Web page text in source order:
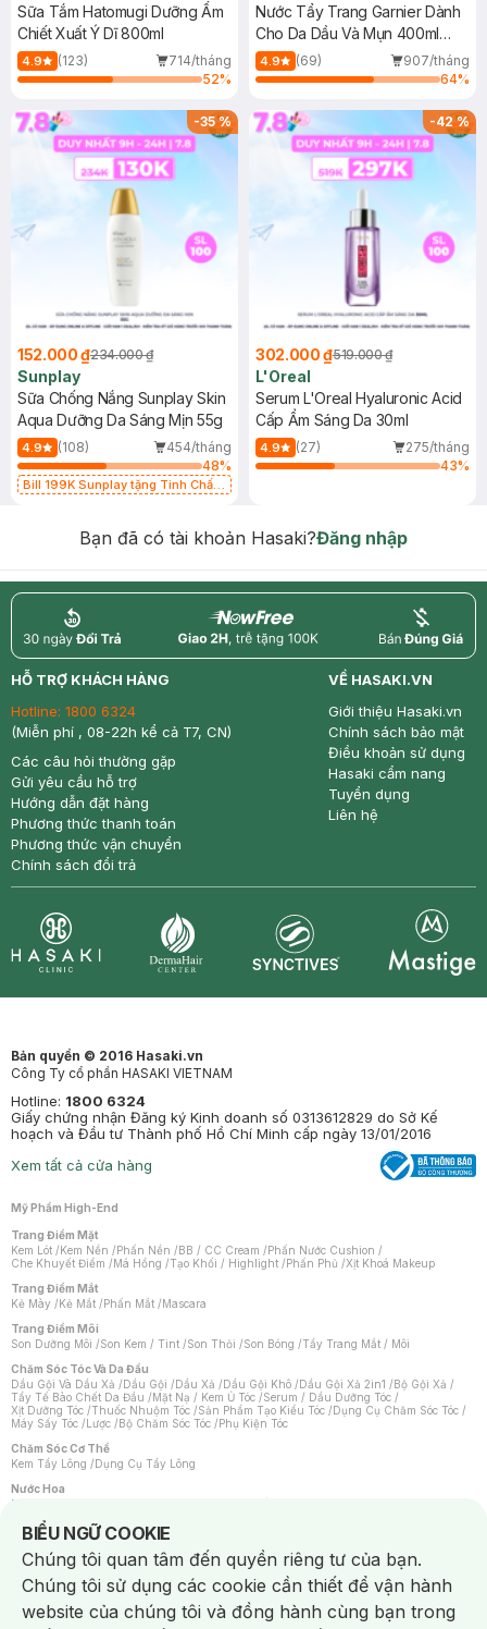
Sữa Tắm Hatomugi Dưỡng Ẩm
Chiết Xuất Ý Dĩ 800ml
4.9 (123)
714/tháng
52%
Nước Tẩy Trang Garnier Dành
Cho Da Dầu Và Mụn 400ml
(Mới)
4.9 (69)
907/tháng
64%
-35%
152.000 ₫234.000 ₫
Sunplay
Sữa Chống Nắng Sunplay Skin
Aqua Dưỡng Da Sáng Mịn 55g
4.9 (108)
454/tháng
48%
Bill 199K Sunplay tặng Tinh Chất
-42%
302.000 ₫519.000 ₫
L'Oreal
Serum L'Oreal Hyaluronic Acid
Cấp Ẩm Sáng Da 30ml
4.9 (27)
275/tháng
43%
Bạn đã có tài khoản Hasaki?Đăng nhập
return nowfree price
HỖ TRỢ KHÁCH HÀNG
Hotline: 1800 6324
(Miễn phí , 08-22h kể cả T7, CN)
Các câu hỏi thường gặp
Gửi yêu cầu hỗ trợ
Hướng dẫn đặt hàng
Phương thức thanh toán
Phương thức vận chuyển
Chính sách đổi trả
VỀ HASAKI.VN
Giới thiệu Hasaki.vn
Chính sách bảo mật
Điều khoản sử dụng
Hasaki cẩm nang
Tuyển dụng
Liên hệ
Bản quyền © 2016 Hasaki.vn
Công Ty cổ phần HASAKI VIETNAM
Hotline: 1800 6324
Giấy chứng nhận Đăng ký Kinh doanh số 0313612829 do Sở Kế
hoạch và Đầu tư Thành phố Hồ Chí Minh cấp ngày 13/01/2016
Xem tất cả cửa hàng
Mỹ Phẩm High-End
Trang Điểm Mặt
Kem Lót /Kem Nền /Phấn Nền /BB / CC Cream /Phấn Nước Cushion /
Che Khuyết Điểm /Má Hồng /Tạo Khối / Highlight /Phấn Phủ /Xịt Khoá Makeup
Trang Điểm Mắt
Kẻ Mày /Kẻ Mắt /Phấn Mắt /Mascara
Trang Điểm Môi
Son Dưỡng Môi /Son Kem / Tint /Son Thỏi /Son Bóng /Tẩy Trang Mắt / Môi
Chăm Sóc Tóc Và Da Đầu
Dầu Gội Và Dầu Xả /Dầu Gội /Dầu Xả /Dầu Gội Khô /Dầu Gội Xả 2in1 /Bộ Gội Xả /
Tẩy Tế Bào Chết Da Đầu /Mặt Nạ / Kem Ủ Tóc /Serum / Dầu Dưỡng Tóc /
Xịt Dưỡng Tóc /Thuốc Nhuộm Tóc /Sản Phẩm Tạo Kiểu Tóc /Dụng Cụ Chăm Sóc Tóc /
Máy Sấy Tóc /Lược /Bộ Chăm Sóc Tóc /Phụ Kiện Tóc
Chăm Sóc Cơ Thể
Kem Tẩy Lông /Dụng Cụ Tẩy Lông
Nước Hoa
Nước Hoa Nữ
Chăm Sóc Cá Nhân
Chống Muỗi /Khẩu Trang /Máy Massage/Mặt Nạ Xông Hơi /Nước Rửa Tay/
Sản Phẩm Chăm Sóc Khác /Bàn Chải Đánh Răng /Bàn Chải Điện/
Hỗ Trợ Trắng Răng/Kem Đánh Răng /Máy Tăm Nước/ Nước Súc Miệng/
Tăm / Chỉ Nha Khoa/ Xịt Thơm Miệng / Dung Dịch Vệ Sinh/Dưỡng Vùng Kín/
Khăn Ướt Vệ Sinh Vùng Kín/Băng Vệ Sinh/Tampon/Bọt Cạo Râu /Dao Cạo Râu/
Máy Cạo Râu
BIỂU NGỮ COOKIE
Notice about cookies usage
Chúng tôi quan tâm đến quyền riêng tư của bạn.
Chúng tôi sử dụng các cookie cần thiết để vận hành
website của chúng tôi và đồng hành cùng bạn trong